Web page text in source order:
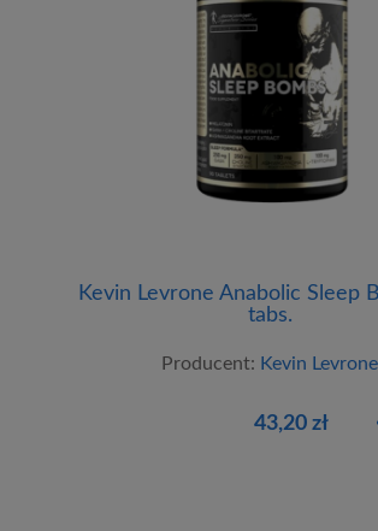
Kevin Levrone Anabolic Sleep
tabs.
Producent: Kevin Levrone
43,20 zł